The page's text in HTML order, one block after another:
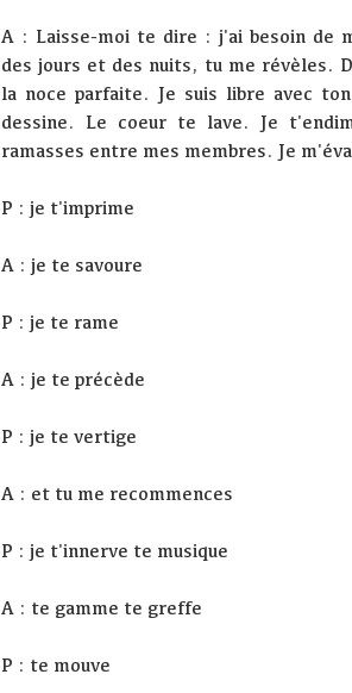
A : Laisse-moi te dire : j'ai besoin de
des jours et des nuits, tu me révèles.
la noce parfaite. Je suis libre avec
dessine. Le coeur te lave. Je
ramasses entre mes membres. Je
P : je t'imprime
A : je te savoure
P : je te rame
A : je te précède
P : je te vertige
A : et tu me recommences
P : je t'innerve te musique
A : te gamme te greffe
P : te mouve